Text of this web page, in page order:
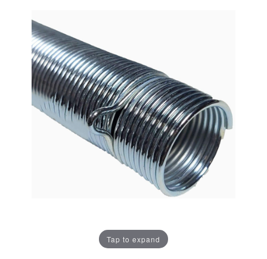
Tap to expand